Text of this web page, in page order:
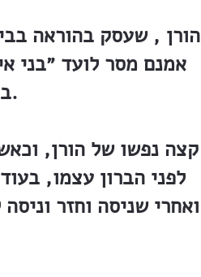
הורן , שעסק בהוראה
אמנם מסר לועד ״בני
בית-הספר, זו היתה רשות היחיד שלו, ועליה לא ויתר.
קצה נפשו של הורן,
לפני הברון עצמו,
ואחרי שניסה וחזר